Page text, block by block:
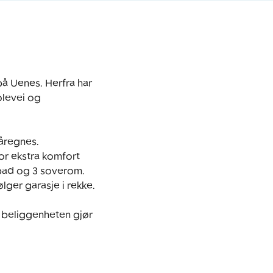
Uenes. Herfra har
og
ekstra komfort
og 3 soverom.
garasje i rekke.
gjør